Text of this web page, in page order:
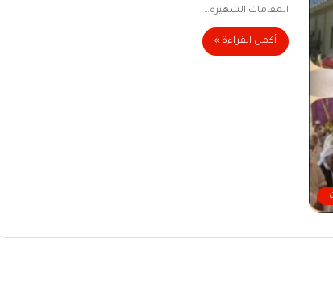
المقامات الشهيرة…
أكمل القراءة »